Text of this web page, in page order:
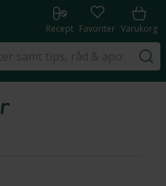
Recept Favoriter Varukorg